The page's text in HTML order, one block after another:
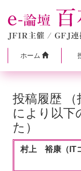
ホーム
投稿履歴
により以下
た）
村上 裕康（IT